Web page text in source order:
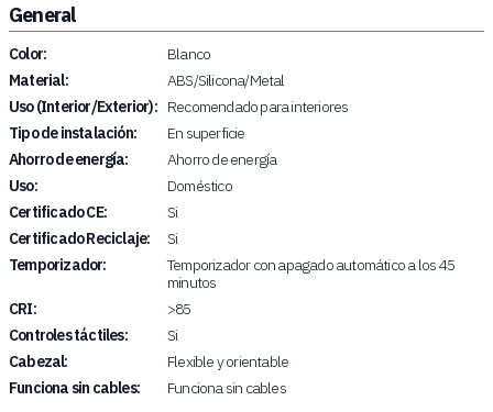
General
Color:
Blanco
Material:
ABS/Silicona/Metal
Uso (Interior/Exterior): Recomendado para interiores
Tipo de instalación:
En superficie
Ahorro de energía:
Ahorro de energía
Uso:
Doméstico
Certificado CE:
Si
Certificado Reciclaje:
Si
Temporizador:
Temporizador con apagado automático a los 45
minutos
CRI:
>85
Controles táctiles:
Si
Cabezal:
Flexible y orientable
Funciona sin cables:
Funciona sin cables